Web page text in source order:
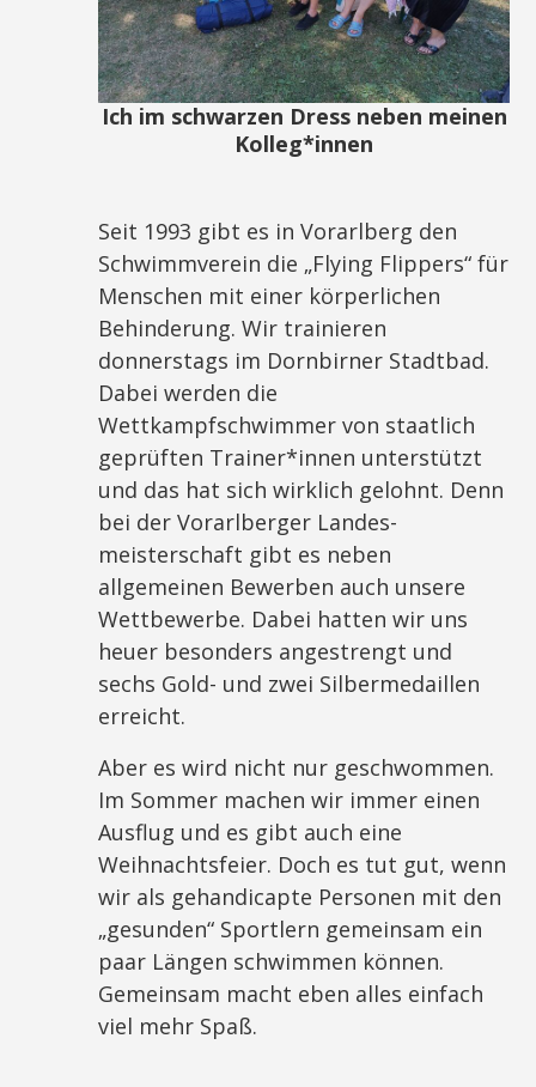
Ich im schwarzen Dress neben meinen
Kolleg*innen
Seit 1993 gibt es in Vorarlberg den
Schwimmverein die „Flying Flippers“ für
Menschen mit einer körperlichen
Behinderung. Wir trainieren
donnerstags im Dornbirner Stadtbad.
Dabei werden die
Wettkampfschwimmer von staatlich
geprüften Trainer*innen unterstützt
und das hat sich wirklich gelohnt. Denn
bei der Vorarlberger Landes-
meisterschaft gibt es neben
allgemeinen Bewerben auch unsere
Wettbewerbe. Dabei hatten wir uns
heuer besonders angestrengt und
sechs Gold- und zwei Silbermedaillen
erreicht.
Aber es wird nicht nur geschwommen.
Im Sommer machen wir immer einen
Ausflug und es gibt auch eine
Weihnachtsfeier. Doch es tut gut, wenn
wir als gehandicapte Personen mit den
„gesunden“ Sportlern gemeinsam ein
paar Längen schwimmen können.
Gemeinsam macht eben alles einfach
viel mehr Spaß.